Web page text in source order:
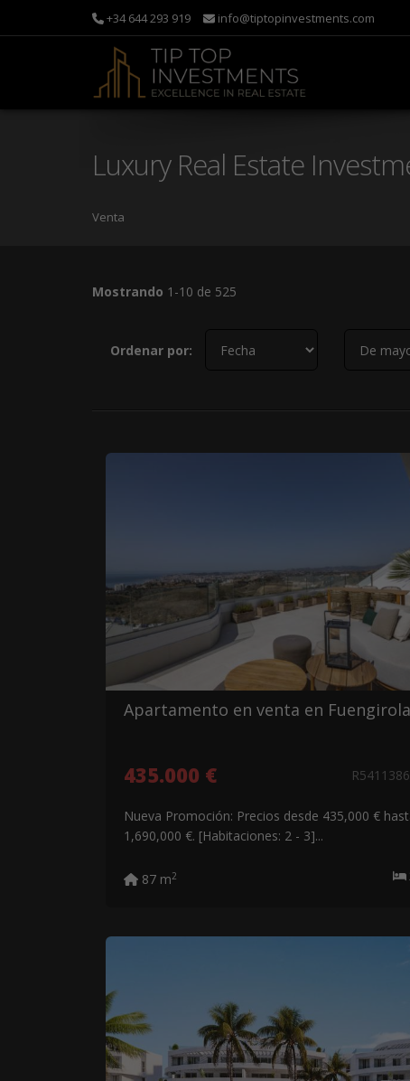
+34 644 293 919 info@tiptopinvestments.com
Luxury Real Estate
Venta
Mostrando 1-10 de 525
Ordenar por:
Apartamento en venta en Fuengirola
435.000 €
Nueva Promoción: Precios desde 435,000 €
1,690,000 €. [Habitaciones: 2 - 3]...
87 m2